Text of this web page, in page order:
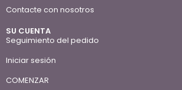
Contacte con nosotros
SU CUENTA
Seguimiento del pedido
Iniciar sesión
COMENZAR